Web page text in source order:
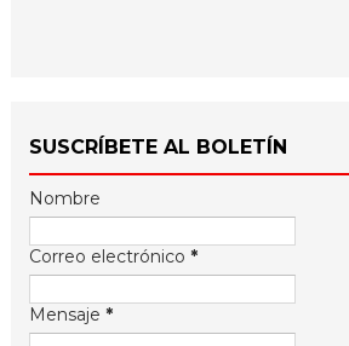
SUSCRÍBETE AL BOLETÍN
Nombre
Correo electrónico *
Mensaje *